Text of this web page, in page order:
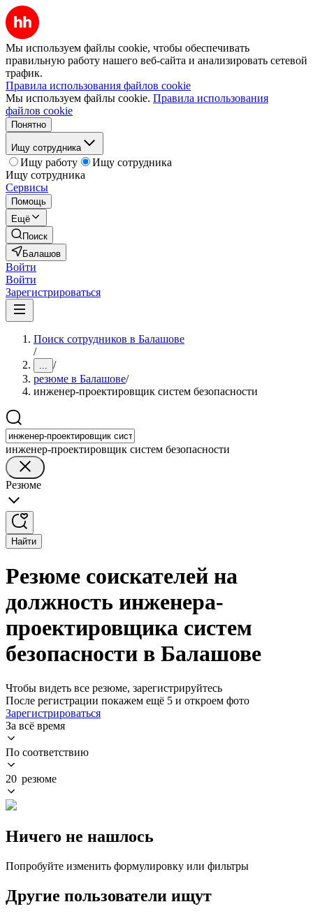
Мы используем файлы cookie, чтобы обеспечивать
правильную работу нашего веб-сайта и анализировать сетевой
трафик.
Правила использования файлов cookie
Мы используем файлы cookie. Правила использования
файлов cookie
Понятно
Ищу сотрудника
Ищу работу
Ищу сотрудника
Ищу сотрудника
Сервисы
Помощь
Ещё
Поиск
Балашов
Войти
Войти
Зарегистрироваться
Поиск сотрудников в Балашове
/
... /
резюме в Балашове/
инженер-проектировщик систем безопасности
инженер-проектировщик систем безопасности
Резюме
Найти
Резюме соискателей на
должность инженера-
проектировщика систем
безопасности в Балашове
Чтобы видеть все резюме, зарегистрируйтесь
После регистрации покажем ещё 5 и откроем фото
Зарегистрироваться
За всё время
По соответствию
20 резюме
Ничего не нашлось
Попробуйте изменить формулировку или фильтры
Другие пользователи ищут